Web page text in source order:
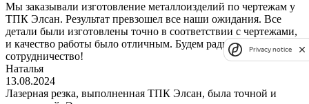
Мы заказывали изготовление металлоизделий по чертежам у
ТПК Элсан. Результат превзошел все наши ожидания. Все
детали были изготовлены точно в соответствии с чертежами,
и качество работы было отличным. Будем рады продолжить
сотрудничество!
Наталья
13.08.2024
Лазерная резка, выполненная ТПК Элсан, была точной и
Privacy notice